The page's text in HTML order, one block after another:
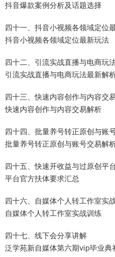
抖音爆款案例分析及话题选择
四十一、抖音小视频各领域定位
抖音小视频各领域定位最新玩法
四十二、引流实战直播与电商玩
引流实战直播与电商玩法最新解
四十三、快速内容创作与内容交
快速内容创作与内容交易解析
四十四、批量养号转正原创与账
批量养号转正原创与账号交易解
四十五、快速开收益与过原创平
平台官方扶体要求汇总
四十六、自媒体个人转工作室实
自媒体个人转工作室实战训练
四十七、线下会分享讲解
泛学苑新自媒体第六期vip毕业典